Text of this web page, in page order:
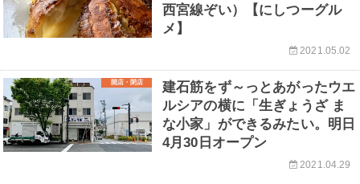
西宮線ぞい）【にしつーグル
メ】
2021.05.02
開店・閉店
建石筋をず～っとあがったウエ
ルシアの横に「生ぎょうざ ま
な小家」ができるみたい。明日
4月30日オープン
2021.04.29